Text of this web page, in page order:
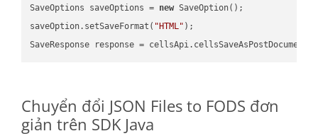
SaveOptions saveOptions = new SaveOption();
saveOption.setSaveFormat( "HTML" );
SaveResponse response =
Chuyển đổi JSON Files to FODS đơn
giản trên SDK Java